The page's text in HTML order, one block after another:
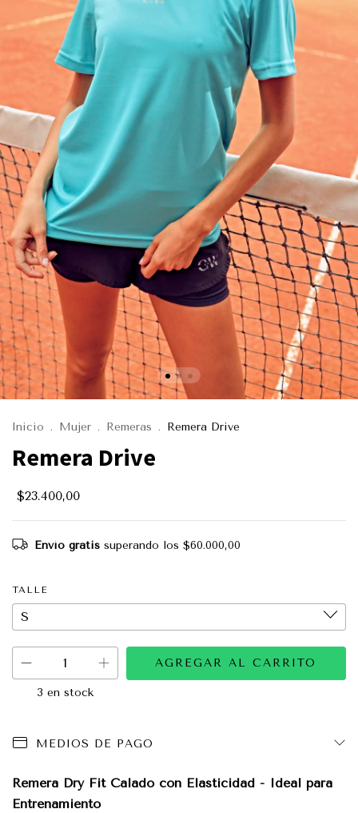
Inicio . Mujer . Remeras . Remera Drive
Remera Drive
$23.400,00
Envío gratis superando los $60.000,00
TALLE
3 en stock
MEDIOS DE PAGO
Remera Dry Fit Calado con Elasticidad - Ideal para
Entrenamiento